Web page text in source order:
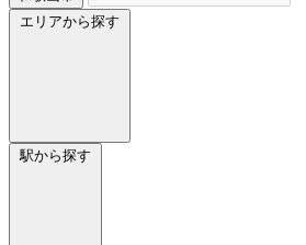
エリアから探す
駅から探す